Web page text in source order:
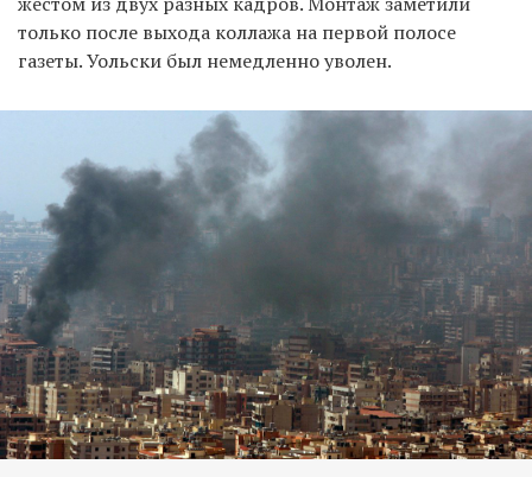
только после выхода коллажа на первой полосе
газеты. Уольски был немедленно уволен.